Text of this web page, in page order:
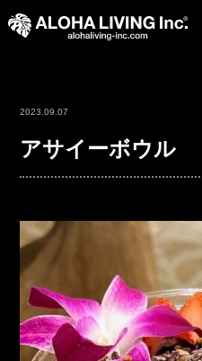
2023.09.07
アサイーボウル